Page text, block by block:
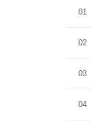
01
02
03
04